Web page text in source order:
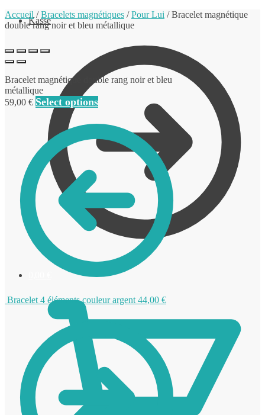
Kasse
Accueil /Bracelets magnétiques /Pour Lui /Bracelet magnétique
double rang noir et bleu métallique
Bracelet magnétique double rang noir et bleu
métallique
59,00 € Select options
Bracelet 4 éléments couleur argent 44,00 €